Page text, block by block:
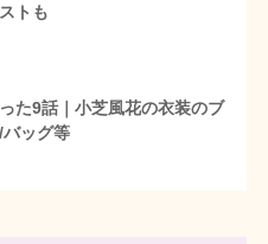
トも
た9話｜小芝風花の衣装のブ
ッグ等